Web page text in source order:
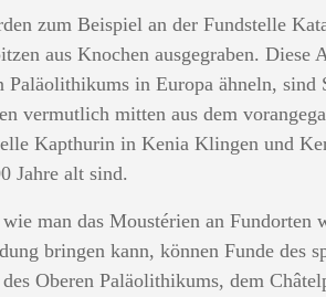
zum Beispiel an der Fundstelle
aus Knochen ausgegraben. Diese
Paläolithikums in Europa ähneln, sind
vermutlich mitten aus dem
Kapthurin in Kenia Klingen und
Jahre alt sind.
wie man das Moustérien an Fundorten
bringen kann, können Funde des
Oberen Paläolithikums, dem